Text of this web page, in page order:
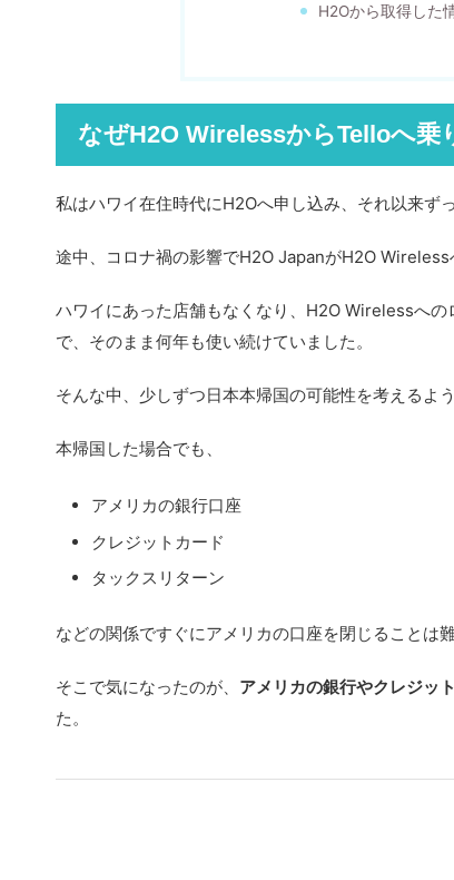
H2Oから取得した
なぜH2O WirelessからTelloへ乗
私はハワイ在住時代にH2Oへ申し込み、それ以来ず
途中、コロナ禍の影響でH2O JapanがH2O
ハワイにあった店舗もなくなり、H2O Wirelessへ
で、そのまま何年も使い続けていました。
そんな中、少しずつ日本本帰国の可能性を考えるよ
本帰国した場合でも、
アメリカの銀行口座
クレジットカード
タックスリターン
などの関係ですぐにアメリカの口座を閉じることは難
そこで気になったのが、 アメリカの銀行やクレジッ
た。